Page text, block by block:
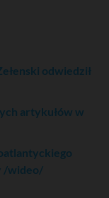
odwiedził
artykułów w
/wideo/